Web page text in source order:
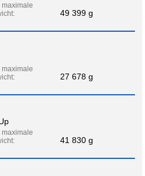
maximale
49 399 g
maximale
27 678 g
maximale
41 830 g